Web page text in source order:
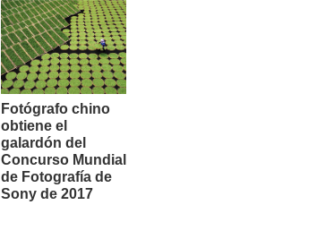
Fotógrafo chino
obtiene el
galardón del
Concurso Mundial
de Fotografía de
Sony de 2017